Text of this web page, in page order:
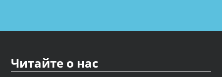
Читайте о нас